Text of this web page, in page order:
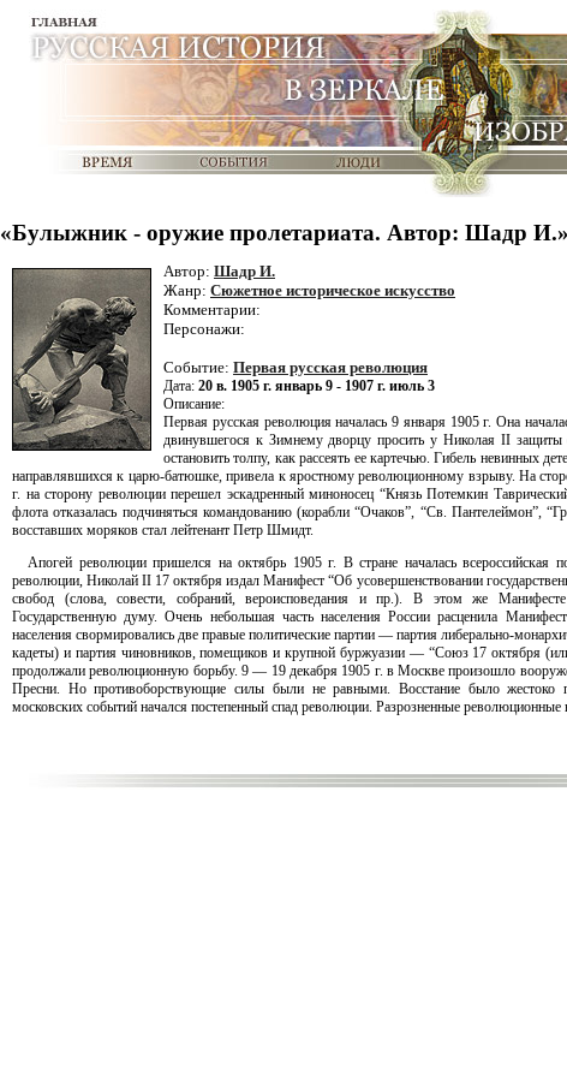
«Булыжник - оружие пролетариата. Автор: Шадр И.»
Автор: Шадр И.
Жанр: Сюжетное историческое искусство
Комментарии:
Персонажи:
Событие: Первая русская революция
Дата: 20 в. 1905 г. январь 9 - 1907 г. июль 3
Описание:
Первая русская революция началась 9 января 1905 г. Она
двинувшегося к Зимнему дворцу просить у Николая II защиты
остановить толпу, как рассеять ее картечью. Гибель невинных
направлявшихся к царю-батюшке, привела к яростному революционному взрыву. На
г. на сторону революции перешел эскадренный миноносец “Князь Потемкин
флота отказалась подчиняться командованию (корабли “Очаков”, “Св. Пантелеймон”,
восставших моряков стал лейтенант Петр Шмидт.
Апогей революции пришелся на октябрь 1905 г. В стране началась всероссийская
революции, Николай II 17 октября издал Манифест “Об усовершенствовании
свобод (слова, совести, собраний, вероисповедания и пр.). В этом же
Государственную думу. Очень небольшая часть населения России расценила
населения свормировались две правые политические партии — партия либерально-
кадеты) и партия чиновников, помещиков и крупной буржуазии — “Союз 17 октября
продолжали революционную борьбу. 9 — 19 декабря 1905 г. в Москве произошло
Пресни. Но противоборствующие силы были не равными. Восстание было жестоко
московских событий начался постепенный спад революции. Разрозненные